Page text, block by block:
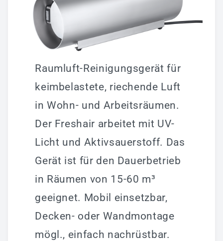
Raumluft-Reinigungsgerät für
keimbelastete, riechende Luft
in Wohn- und Arbeitsräumen.
Der Freshair arbeitet mit UV-
Licht und Aktivsauerstoff. Das
Gerät ist für den Dauerbetrieb
in Räumen von 15-60 m³
geeignet. Mobil einsetzbar,
Decken- oder Wandmontage
mögl., einfach nachrüstbar.